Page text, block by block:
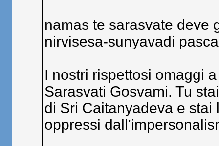
namas te sarasvate deve
nirvisesa-sunyavadi
I nostri rispettosi omaggi
Sarasvati Gosvami. Tu
di Sri Caitanyadeva e
oppressi